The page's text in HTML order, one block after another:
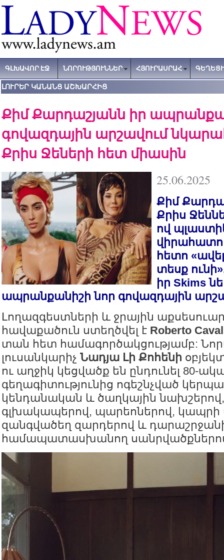
ԳԼԽԱՎՈՐ ԷՋ ՆՈՐՈՒԹՅՈՒՆՆԵՐ ՀՅՈՒՐԱՍՐԱՀ
ԼՈՒՐԵՐ ԿԱՆԱՆՑ ԱՇԽԱՐՀԻՑ
Քիմ Քարդաշյանն իր
գովազդային արշավում
Քրիս Ջեների հետ միասին
25.06.2025
Քիմ
Քրիս
ով
հետո
տեսք
իր Skims
ապրանքանիշի նոր գովազդային
Լողազգեստների և ջրային
հավաքածուն ստեղծվել է Roberto
տան հետ համագործակցությամբ:
լուսանկարիչ Նադյա Լի Քոհենի
ու աղջիկ կեցվածք են ընդունել 80-
գեղագիտությունից ոգեշնչված
կենդանական և ծաղկային
գլխակապերով, պարեոներով,
զանգվածեղ զարդերով և
համապատասխանող